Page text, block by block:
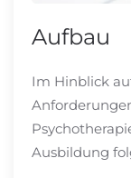
Aufbau
Im Hinblick
Ausbildung